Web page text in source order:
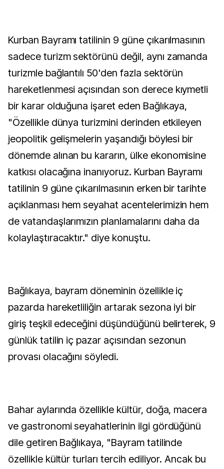
Kurban Bayramı tatilinin 9 güne çıkarılmasının
sadece turizm sektörünü değil, aynı zamanda
turizmle bağlantılı 50'den fazla sektörün
hareketlenmesi açısından son derece kıymetli
bir karar olduğuna işaret eden Bağlıkaya,
"Özellikle dünya turizmini derinden etkileyen
jeopolitik gelişmelerin yaşandığı böylesi bir
dönemde alınan bu kararın, ülke ekonomisine
katkısı olacağına inanıyoruz. Kurban Bayramı
tatilinin 9 güne çıkarılmasının erken bir tarihte
açıklanması hem seyahat acentelerimizin hem
de vatandaşlarımızın planlamalarını daha da
kolaylaştıracaktır." diye konuştu.
Bağlıkaya, bayram döneminin özellikle iç
pazarda hareketliliğin artarak sezona iyi bir
giriş teşkil edeceğini düşündüğünü belirterek, 9
günlük tatilin iç pazar açısından sezonun
provası olacağını söyledi.
Bahar aylarında özellikle kültür, doğa, macera
ve gastronomi seyahatlerinin ilgi gördüğünü
dile getiren Bağlıkaya, "Bayram tatilinde
özellikle kültür turları tercih ediliyor. Ancak bu